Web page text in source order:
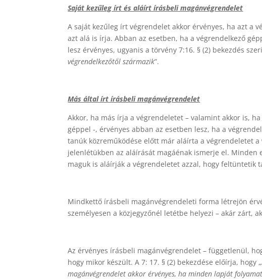
Saját kezűleg írt és aláírt írásbeli magánvégrendelet
A saját kezűleg írt végrendelet akkor érvényes, ha azt a
azt alá is írja. Abban az esetben, ha a végrendelkező
lesz érvényes, ugyanis a törvény 7:16. § (2) bekezdés
végrendelkezőtől származik”.
Más által írt írásbeli magánvégrendelet
Akkor, ha más írja a végrendeletet – valamint akkor is,
géppel -, érvényes abban az esetben lesz, ha a
tanúk közreműködése előtt már aláírta a végrendeletet
jelenlétükben az aláírását magáénak ismerje el. Minden
maguk is aláírják a végrendeletet azzal, hogy feltüntetik
Mindkettő írásbeli magánvégrendeleti forma létrejön
személyesen a közjegyzőnél letétbe helyezi – akár zárt,
Az érvényes írásbeli magánvégrendelet – függetlenül,
hogy mikor készült. A 7: 17. § (2) bekezdése előírja, hogy
magánvégrendelet akkor érvényes, ha minden lapját